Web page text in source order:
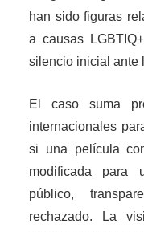
han sido figuras
a causas
silencio inicial ante
El caso suma
internacionales
si una película
modificada para
público,
rechazado. La